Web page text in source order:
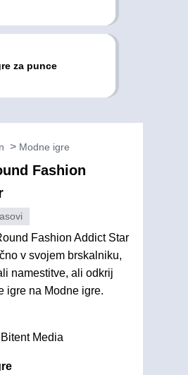
za punce
Modne igre
Fashion
Fashion Addict Star
v svojem brskalniku,
namestitve, ali odkrij
igre na Modne igre.
Media